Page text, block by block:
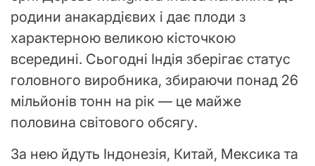
родини анакардієвих і дає плоди з
характерною великою кісточкою
всередині. Сьогодні Індія зберігає статус
головного виробника, збираючи понад 26
мільйонів тонн на рік — це майже
половина світового обсягу.
За нею йдуть Індонезія, Китай, Мексика та